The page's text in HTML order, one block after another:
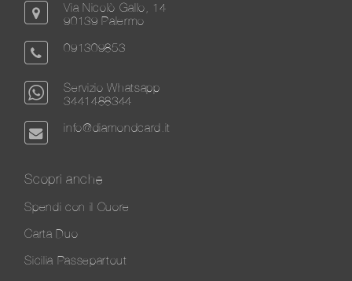
Via Nicolò Gallo, 14
90139 Palermo
091309853
Servizio Whatsapp
3441488344
info@diamondcard.it
Scopri anche
Spendi con il Cuore
Carta Duo
Sicilia Passepartout